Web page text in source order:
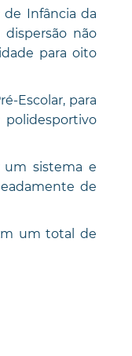
de Infância da
não
para oito
Escolar, para
polidesportivo
um sistema e
de
um total de